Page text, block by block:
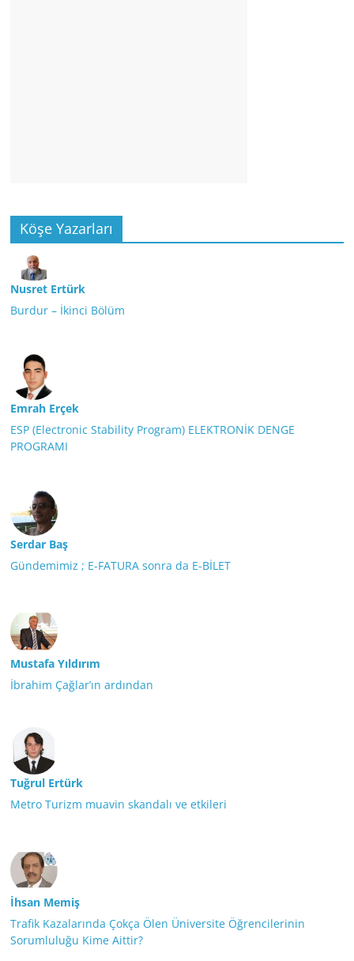
Köşe Yazarları
Nusret Ertürk
Burdur – İkinci Bölüm
Emrah Erçek
ESP (Electronic Stability Program) ELEKTRONİK DENGE
PROGRAMI
Serdar Baş
Gündemimiz ; E-FATURA sonra da E-BİLET
Mustafa Yıldırım
İbrahim Çağlar’ın ardından
Tuğrul Ertürk
Metro Turizm muavin skandalı ve etkileri
İhsan Memiş
Trafik Kazalarında Çokça Ölen Üniversite Öğrencilerinin
Sorumluluğu Kime Aittir?